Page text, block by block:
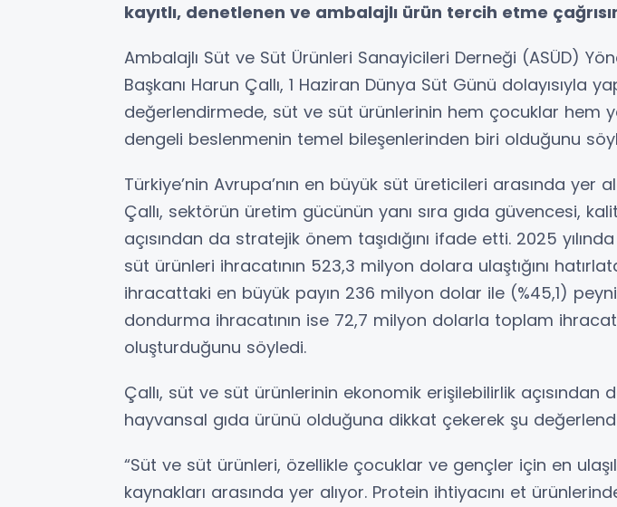
kayıtlı, denetlenen ve ambalajlı ürün tercih etme
Ambalajlı Süt ve Süt Ürünleri Sanayicileri Derneği (ASÜD)
Başkanı Harun Çallı, 1 Haziran Dünya Süt Günü dolayısıyla
değerlendirmede, süt ve süt ürünlerinin hem çocuklar hem
dengeli beslenmenin temel bileşenlerinden biri olduğunu
Türkiye’nin Avrupa’nın en büyük süt üreticileri arasında yer
Çallı, sektörün üretim gücünün yanı sıra gıda güvencesi,
açısından da stratejik önem taşıdığını ifade etti. 2025
süt ürünleri ihracatının 523,3 milyon dolara ulaştığını
ihracattaki en büyük payın 236 milyon dolar ile (%45,1)
dondurma ihracatının ise 72,7 milyon dolarla toplam
oluşturduğunu söyledi.
Çallı, süt ve süt ürünlerinin ekonomik erişilebilirlik açısından
hayvansal gıda ürünü olduğuna dikkat çekerek şu
“Süt ve süt ürünleri, özellikle çocuklar ve gençler için en
kaynakları arasında yer alıyor. Protein ihtiyacını et